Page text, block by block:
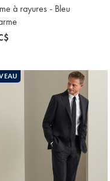
à rayures - Bleu